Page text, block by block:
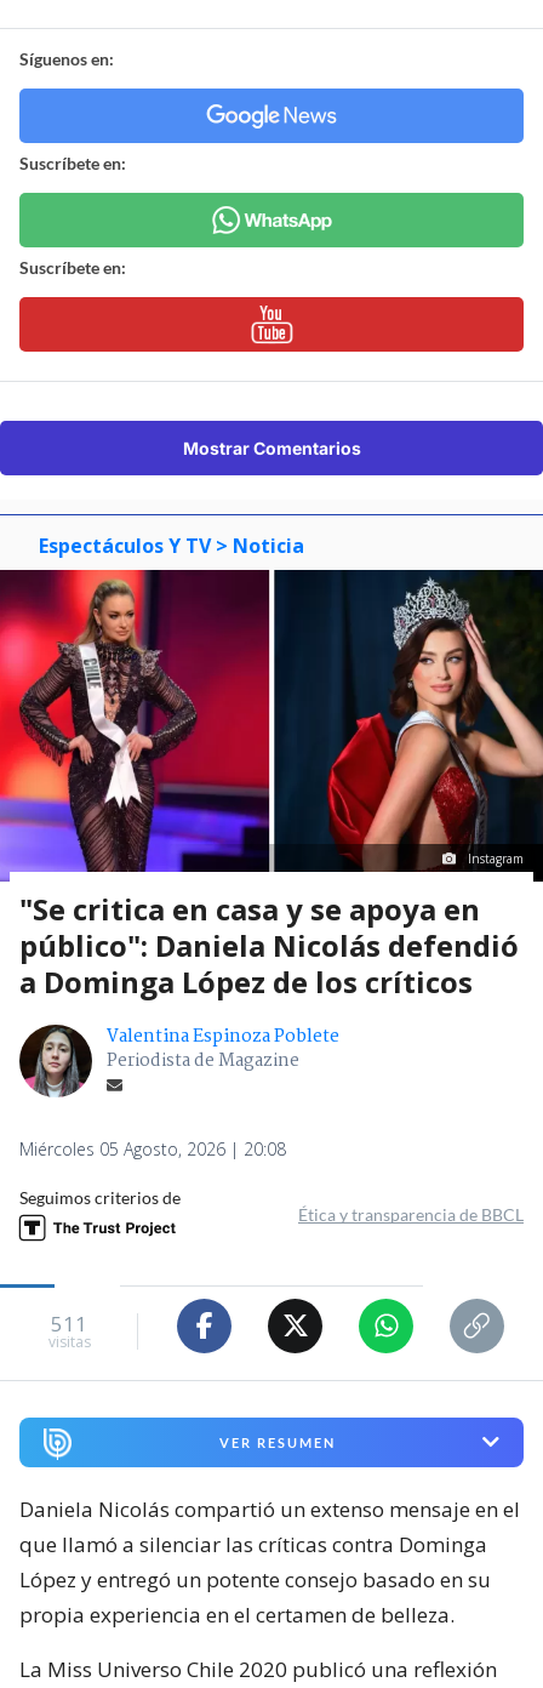
Síguenos en:
Suscríbete en:
Suscríbete en:
Mostrar Comentarios
Espectáculos Y TV > Noticia
Instagram
"Se critica en casa y se apoya en
público": Daniela Nicolás defendió
a Dominga López de los críticos
Valentina Espinoza Poblete
Periodista de Magazine
Miércoles 05 Agosto, 2026 | 20:08
Seguimos criterios de
Ética y transparencia de BBCL
511
visitas
VER RESUMEN
Daniela Nicolás compartió un extenso mensaje en el
que llamó a silenciar las críticas contra Dominga
López y entregó un potente consejo basado en su
propia experiencia en el certamen de belleza.
La Miss Universo Chile 2020 publicó una reflexión